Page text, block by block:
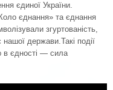
єдиної України.
єднання» та єднання
згуртованість,
держави.Такі події
в єдності — сила